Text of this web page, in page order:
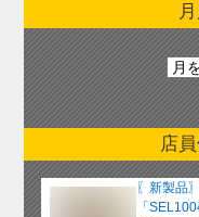
月
別
ア
ー
カ
イ
ブ
店
〖新製品
「